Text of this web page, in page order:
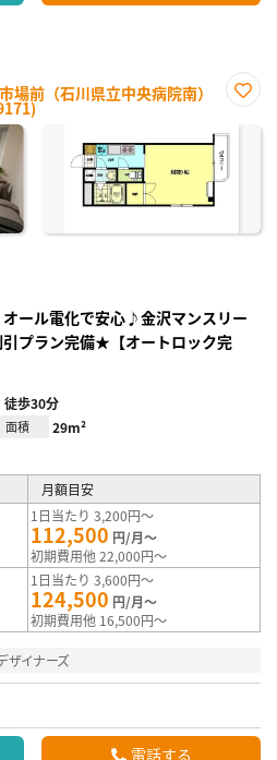
場前（石川県立中央病院南）
に入
オール電化で安心♪金沢マンスリー
プラン完備★【オートロック完
徒歩30分
面積 29m²
月額目安
1日当たり 3,200円～
112,500 円/月～
初期費用他 22,000円～
1日当たり 3,600円～
124,500 円/月～
初期費用他 16,500円～
ザイナーズ
電話する